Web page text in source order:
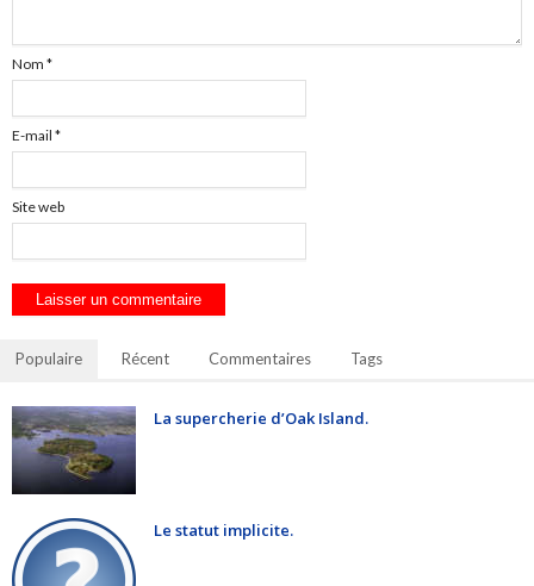
Nom *
E-mail *
Site web
Populaire Récent Commentaires Tags
La supercherie d’Oak Island.
Le statut implicite.